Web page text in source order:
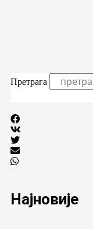
Претрага
Најновије